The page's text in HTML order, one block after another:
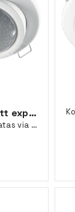
2 PIR/ljus för att expandera
via DALI, L-